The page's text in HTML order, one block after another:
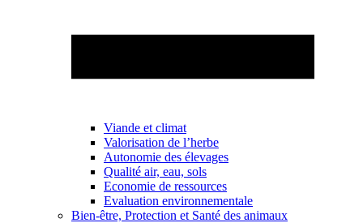
Viande et climat
Valorisation de l’herbe
Autonomie des élevages
Qualité air, eau, sols
Economie de ressources
Evaluation environnementale
Bien-être, Protection et Santé des animaux